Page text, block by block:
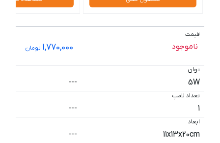
قیمت
ناموجود 1,770,000 تومان
توان
5W
---
تعداد لامپ
1
---
ابعاد
11x13x20cm
---